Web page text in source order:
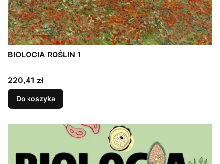
BIOLOGIA ROŚLIN 1
Cena
220,41 zł
Do koszyka